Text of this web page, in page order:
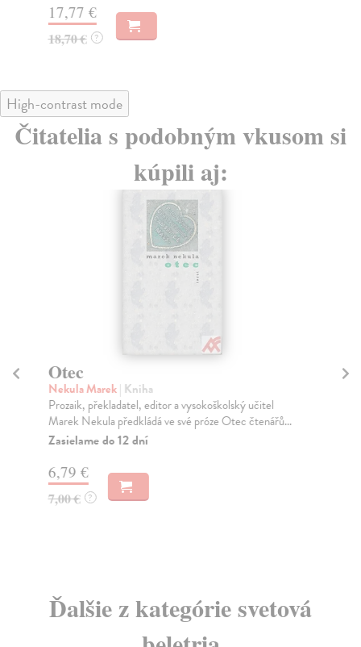
17,77 €
18,70 € ?
High-contrast mode
Čitatelia s podobným vkusom si
kúpili aj:
Otec
Nekula Marek| Kniha
Prozaik, překladatel, editor a vysokoškolský učitel
Marek Nekula předkládá ve své próze Otec čtenářů...
Zasielame do 12 dní
6,79 €
7,00 € ?
Ďalšie z kategórie svetová